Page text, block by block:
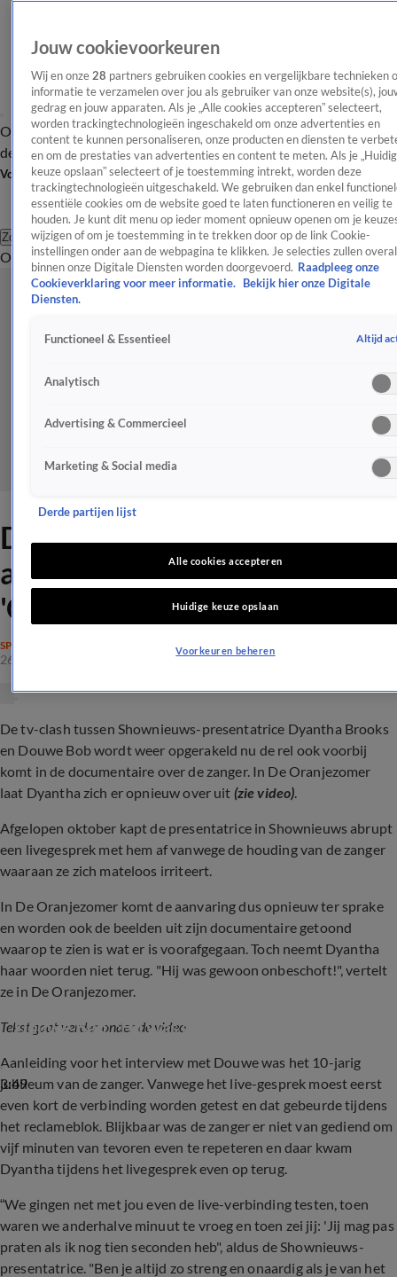
OverzichtAfleveringen Entertainment TV Algemeen
Tip
de redactieNieuwsbrief
Volg Shownieuws
Zoeken
OverzichtEntertainmentSpraakmakendRealityCrimeVideo's
Dyantha stellig over
aanvaring Douwe Bob:
'Gewoon onbeschoft'
SPRAAKMAKEND
26 juli 2024, 12:14
De tv-clash tussen Shownieuws-presentatrice Dyantha Brooks
en Douwe Bob wordt weer opgerakeld nu de rel ook voorbij
komt in de documentaire over de zanger. In De Oranjezomer
laat Dyantha zich er opnieuw over uit (zie video).
Afgelopen oktober kapt de presentatrice in Shownieuws abrupt
een livegesprek met hem af vanwege de houding van de zanger
waaraan ze zich mateloos irriteert.
In De Oranjezomer komt de aanvaring dus opnieuw ter sprake
en worden ook de beelden uit zijn documentaire getoond
waarop te zien is wat er is voorafgegaan. Toch neemt Dyantha
haar woorden niet terug. "Hij was gewoon onbeschoft!", vertelt
ze in De Oranjezomer.
Tekst gaat verder onder de video
3:49
Dyantha Brooks blikt terug op tv-ruzie met
Douwe Bob: ‘Hij was gewoon onbeschoft!’
Aanleiding voor het interview met Douwe was het 10-jarig
jubileum van de zanger. Vanwege het live-gesprek moest eerst
even kort de verbinding worden getest en dat gebeurde tijdens
het reclameblok. Blijkbaar was de zanger er niet van gediend om
vijf minuten van tevoren even te repeteren en daar kwam
Dyantha tijdens het livegesprek even op terug.
“We gingen net met jou even de live-verbinding testen, toen
waren we anderhalve minuut te vroeg en toen zei jij: 'Jij mag pas
praten als ik nog tien seconden heb", aldus de Shownieuws-
presentatrice. "Ben je altijd zo streng en onaardig als je van het
Jouw cookievoorkeuren
Wij en onze 28 partners gebruiken cookies en vergelijkbare technieken
informatie te verzamelen over jou als gebruiker van onze website(s),
gedrag en jouw apparaten. Als je „Alle cookies accepteren” selecteert,
worden trackingtechnologieën ingeschakeld om onze advertenties en
content te kunnen personaliseren, onze producten en diensten te
en om de prestaties van advertenties en content te meten. Als je
keuze opslaan” selecteert of je toestemming intrekt, worden deze
trackingtechnologieën uitgeschakeld. We gebruiken dan enkel
essentiële cookies om de website goed te laten functioneren en veilig te
houden. Je kunt dit menu op ieder moment opnieuw openen om je
wijzigen of om je toestemming in te trekken door op de link Cookie-
instellingen onder aan de webpagina te klikken. Je selecties zullen overal
binnen onze Digitale Diensten worden doorgevoerd. Raadpleeg onze
Cookieverklaring voor meer informatie.
Bekijk hier onze Digitale
Diensten.
Functioneel & Essentieel Altijd
Analytisch
Advertising & Commercieel
Marketing & Social media
Derde partijen lijst
Alle cookies accepteren
Huidige keuze opslaan
Voorkeuren beheren